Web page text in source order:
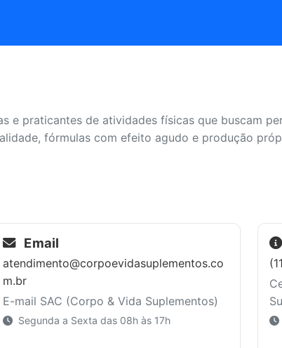
e praticantes de atividades físicas que buscam
fórmulas com efeito agudo e produção
Email
atendimento@corpoevidasuplementos.co
m.br
E-mail SAC (Corpo & Vida Suplementos)
Segunda a Sexta das 08h às 17h